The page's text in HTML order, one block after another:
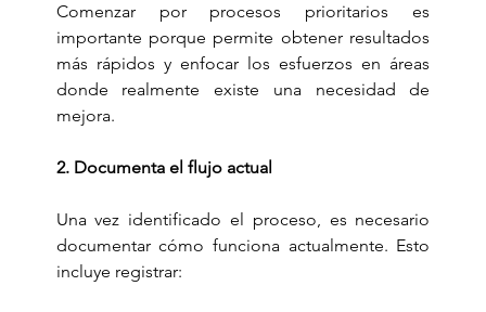
Comenzar por procesos prioritarios es
importante porque permite obtener resultados
más rápidos y enfocar los esfuerzos en áreas
donde realmente existe una necesidad de
mejora.
2. Documenta el flujo actual
Una vez identificado el proceso, es necesario
documentar cómo funciona actualmente. Esto
incluye registrar: